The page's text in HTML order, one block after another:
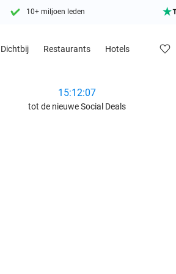
10+ miljoen leden
Dichtbij Restaurants Hotels
15:12:05
tot de nieuwe Social Deals